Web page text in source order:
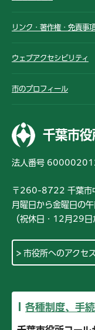
リンク・著作権・免責事項
ウェブアクセシビリティ
市のプロフィール
千葉市役
法人番号
〒260-8722 千葉市
月曜日から金曜日の
（祝休日・12月29日
市役所へのアクセス
各種制度、手